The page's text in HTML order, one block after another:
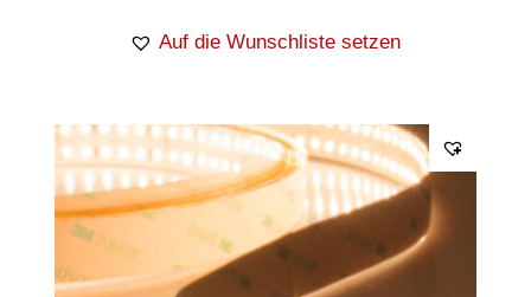
Auf die Wunschliste setzen